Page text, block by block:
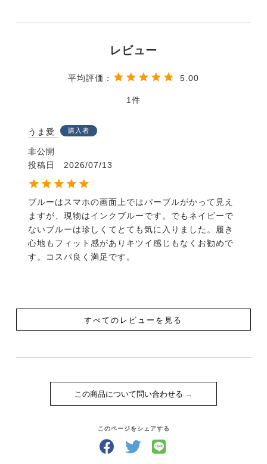
5.00
1
うま愛 購入者
非公開
投稿日
2026/07/13
ブルーはスマホの画面上ではパーブルがかって見え
ますが、現物はインクブルーです。でもネイビーで
ないブルーは珍しくてとても気に入りました。履き
心地もフィット感がありキツイ感じもなくお勧めで
す。コスパ良く満足です。
すべてのレビューを見る
この商品について問い合わせる
このページをシェアする